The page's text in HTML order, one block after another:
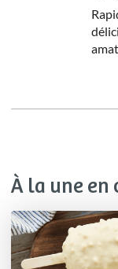
À la une en